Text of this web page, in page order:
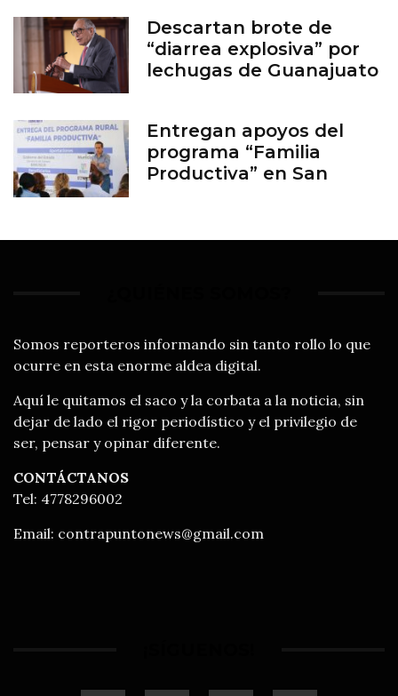
Descartan brote de
“diarrea explosiva” por
lechugas de Guanajuato
Entregan apoyos del
programa “Familia
Productiva” en San
Somos reporteros informando sin tanto rollo lo que
ocurre en esta enorme aldea digital.
Aquí le quitamos el saco y la corbata a la noticia, sin
dejar de lado el rigor periodístico y el privilegio de
ser, pensar y opinar diferente.
CONTÁCTANOS
Tel: 4778296002
Email: contrapuntonews@gmail.com